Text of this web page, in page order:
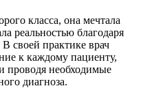
класса, она мечтала
реальностью благодаря
своей практике врач
к каждому пациенту,
проводя необходимые
диагноза.